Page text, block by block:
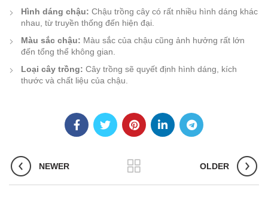
Hình dáng chậu: Chậu trồng cây có rất nhiều hình dáng khác
nhau, từ truyền thống đến hiện đại.
Màu sắc chậu: Màu sắc của chậu cũng ảnh hưởng rất lớn
đến tổng thể không gian.
Loại cây trồng: Cây trồng sẽ quyết định hình dáng, kích
thước và chất liệu của chậu.
NEWER OLDER